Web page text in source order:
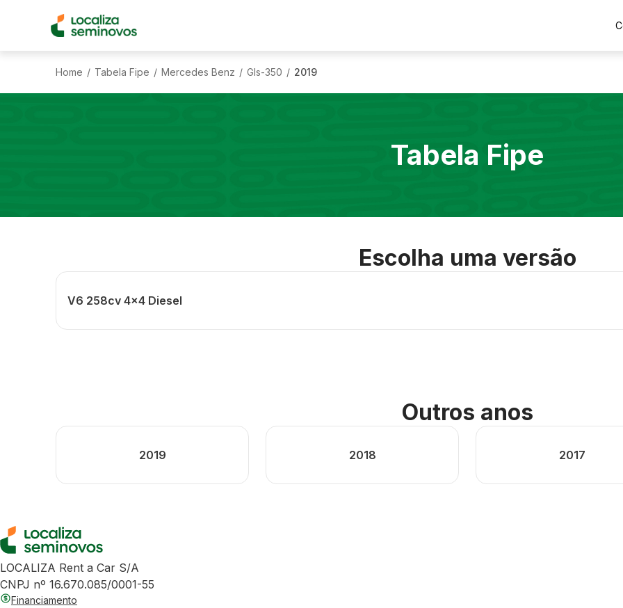
Home / Tabela Fipe / Mercedes Benz / Gls-350 / 2019
Tabela Fipe
Escolha uma versão
V6 258cv 4x4 Diesel
Outros anos
2019 2018 2017
LOCALIZA Rent a Car S/A
CNPJ nº 16.670.085/0001-55
Financiamento